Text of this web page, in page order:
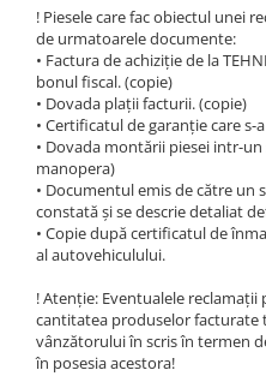
1.6.5. Întrerupătoare
1.6.6 Priza & Stechere
1.6.7. Diverse
1.7. Sisteme de franare
1.7.1 Cablu frana
1.7.3. Simeringuri sistem
2.7.2. Camere
2.7.3. Accesorii
! Piesele care fac obiectul unei
de urmatoarele documente:
• Factura de achiziție de la
bonul fiscal. (copie)
• Dovada plații facturii. (copie)
• Certificatul de garanție care s-
• Dovada montării piesei intr-
manopera)
• Documentul emis de către un
constată și se descrie detaliat
• Copie după certificatul de
al autovehiculului.
! Atenție: Eventualele reclamații
cantitatea produselor facturate
vânzătorului în scris în termen
în posesia acestora!